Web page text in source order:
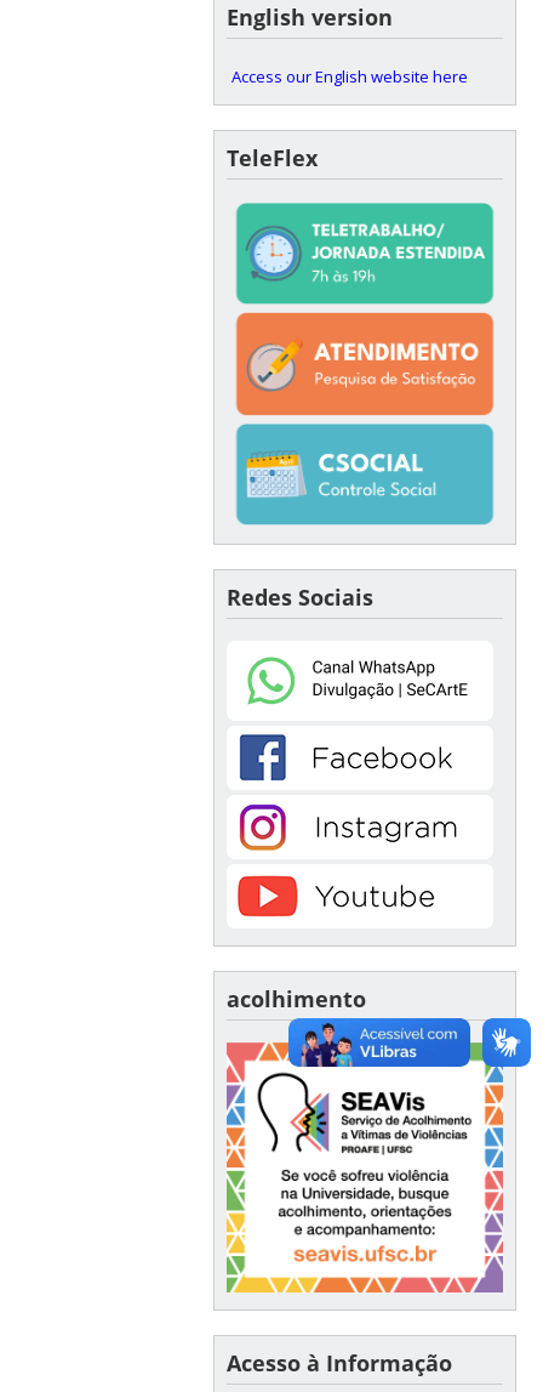
English version
Access our English website here
TeleFlex
Redes Sociais
acolhimento
Acesso à Informação